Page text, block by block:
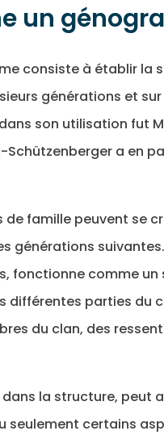
un
consiste à établir la
générations et
son utilisation fut
a en
famille peuvent se
générations
fonctionne comme un
différentes parties du
du clan, des
la structure, peut
seulement certains